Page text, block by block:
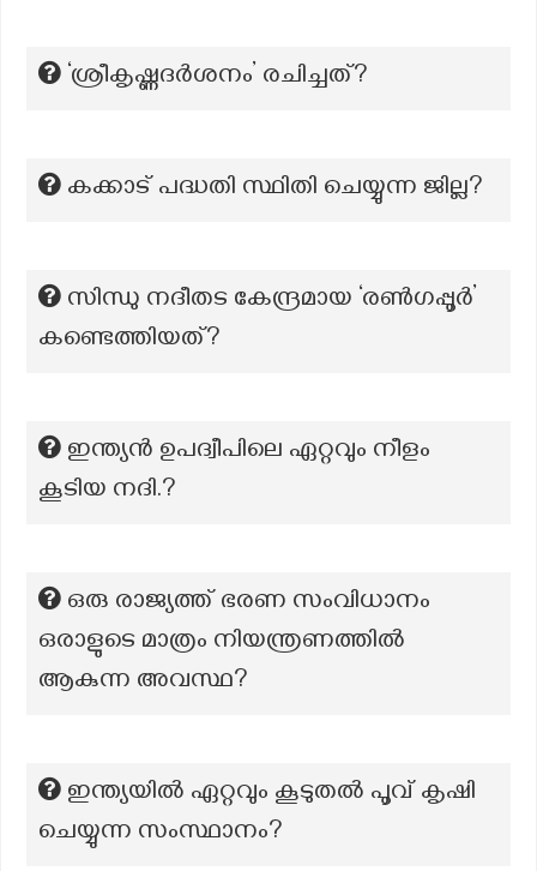
‘ശ്രീകൃഷ്ണദർശനം’ രചിച്ചത്?
കക്കാട് പദ്ധതി സ്ഥിതി ചെയ്യുന്ന ജില്ല?
സിന്ധു നദീതട കേന്ദ്രമായ ‘രൺഗപ്പൂർ’
കണ്ടെത്തിയത്?
ഇന്ത്യൻ ഉപദ്വീപിലെ ഏറ്റവും നീളം
കൂടിയ നദി.?
ഒരു രാജ്യത്ത് ഭരണ സംവിധാനം
ഒരാളുടെ മാത്രം നിയന്ത്രണത്തിൽ
ആകുന്ന അവസ്ഥ?
ഇന്ത്യയിൽ ഏറ്റവും കൂടുതൽ പൂവ് കൃഷി
ചെയ്യുന്ന സംസ്ഥാനം?